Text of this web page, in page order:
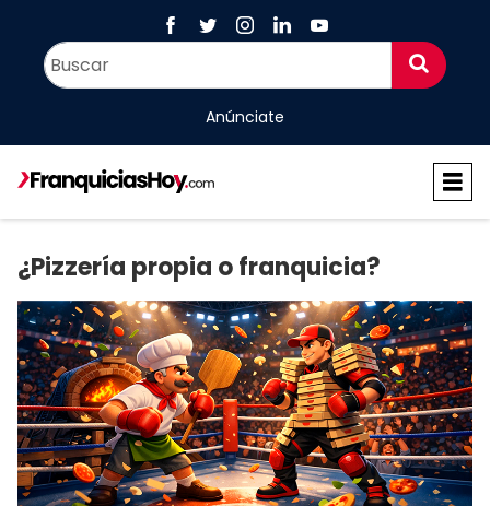
Anúnciate
¿Pizzería propia o franquicia?